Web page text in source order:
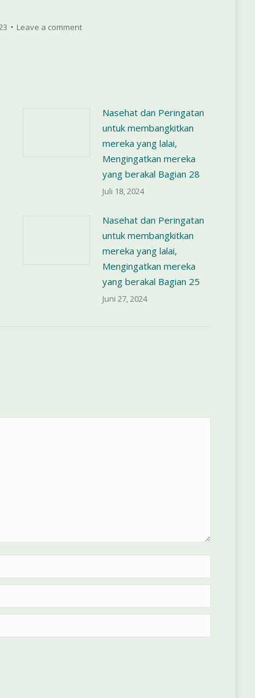
Leave a comment
Nasehat dan Peringatan
untuk membangkitkan
mereka yang lalai,
Mengingatkan mereka
yang berakal Bagian 28
Juli 18, 2024
Nasehat dan Peringatan
untuk membangkitkan
mereka yang lalai,
Mengingatkan mereka
yang berakal Bagian 25
Juni 27, 2024